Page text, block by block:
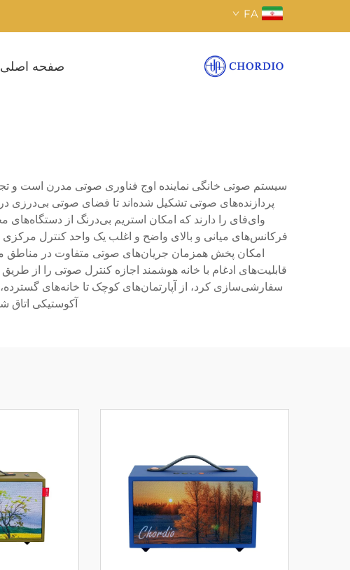
FA
صفحه اصلی
سیستم صوتی خانگی نماینده اوج فناوری صوتی مدرن است و
پردازنده‌های صوتی تشکیل شده‌اند تا فضای صوتی بی‌درزی
وای‌فای را دارند که امکان استریم بی‌درنگ از
فرکانس‌های میانی و بالای واضح و اغلب یک واحد کنترل مرکزی
امکان پخش همزمان جریان‌های صوتی متفاوت در مناطق
قابلیت‌های ادغام با خانه هوشمند اجازه کنترل صوتی را از
سفارشی‌سازی کرد، از آپارتمان‌های کوچک تا خانه‌های
آکوستیکی اتاق